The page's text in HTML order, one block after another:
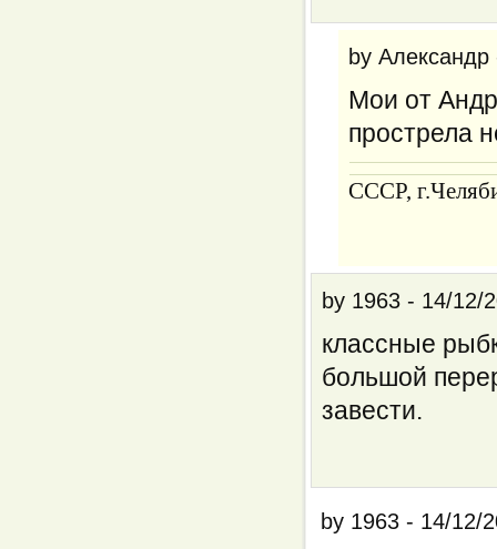
byАлександр
Мои от
прострела
CCCP,
by 1963 - 14/12/
классные
большой
завести.
by 1963 - 14/12/